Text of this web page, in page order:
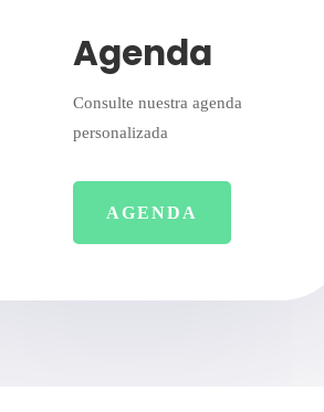
Agenda
Consulte nuestra agenda
personalizada
AGENDA